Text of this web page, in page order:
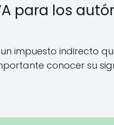
para los
impuesto indirecto
conocer su